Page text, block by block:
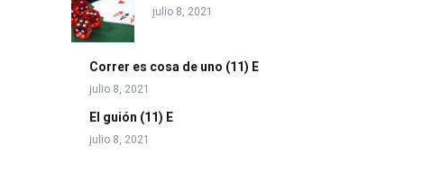
julio 8, 2021
Correr es cosa de uno (11) E
julio 8, 2021
El guión (11) E
julio 8, 2021